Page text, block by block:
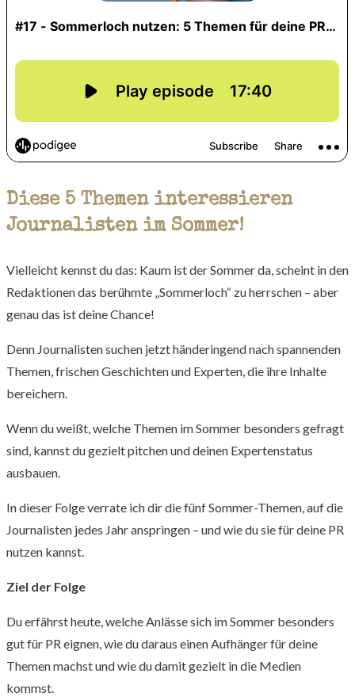
Diese 5 Themen interessieren
Journalisten im Sommer!
Vielleicht kennst du das: Kaum ist der Sommer da, scheint in den
Redaktionen das berühmte „Sommerloch“ zu herrschen – aber
genau das ist deine Chance!
Denn Journalisten suchen jetzt händeringend nach spannenden
Themen, frischen Geschichten und Experten, die ihre Inhalte
bereichern.
Wenn du weißt, welche Themen im Sommer besonders gefragt
sind, kannst du gezielt pitchen und deinen Expertenstatus
ausbauen.
In dieser Folge verrate ich dir die fünf Sommer-Themen, auf die
Journalisten jedes Jahr anspringen – und wie du sie für deine PR
nutzen kannst.
Ziel der Folge
Du erfährst heute, welche Anlässe sich im Sommer besonders
gut für PR eignen, wie du daraus einen Aufhänger für deine
Themen machst und wie du damit gezielt in die Medien
kommst.